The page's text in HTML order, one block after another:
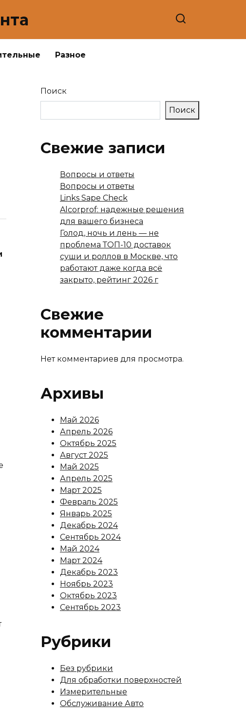
Разное
Поиск
Поиск
Свежие записи
Вопросы и ответы
Вопросы и ответы
Links Sape Check
Alcorprof: надежные решения
для вашего бизнеса
Голод, ночь и лень — не
проблема ТОП-10 доставок
суши и роллов в Москве, что
работают даже когда всё
закрыто, рейтинг 2026 г
Свежие
комментарии
Нет комментариев для просмотра.
Архивы
Май 2026
Апрель 2026
Октябрь 2025
Август 2025
Май 2025
Апрель 2025
Март 2025
Февраль 2025
Январь 2025
Декабрь 2024
Сентябрь 2024
Май 2024
Март 2024
Декабрь 2023
Ноябрь 2023
Октябрь 2023
Сентябрь 2023
Рубрики
Без рубрики
Для обработки поверхностей
Измерительные
Обслуживание Авто